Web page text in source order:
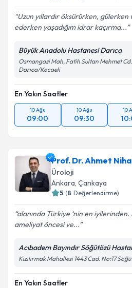
Uzun yıllardır öksürürken,
ederken yaşadığım idrar kaçırma...
Büyük Anadolu Hastanesi Darıca
Osmangazi Mah, Fatih Sultan Mehmet Cd.
Darıca/Kocaeli
En Yakın Saatler
10 Ağu
09:00
10 Ağu
09:30
10
Prof. Dr. Ahmet
Üroloji
Ankara, Çankaya
5 (8 Değerlendirme)
alanında Türkiye ‘nin en iyilerinden.
ameliyat öncesi ve...
Acıbadem Bayındır Söğütözü
Kızılırmak Mahallesi 1443 Cad. No:17
En Yakın Saatler